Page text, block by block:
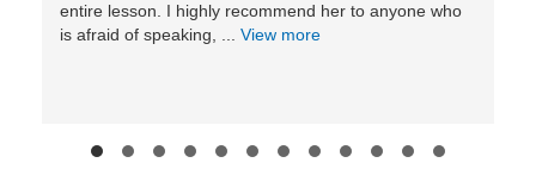
entire lesson. I highly recommend her to anyone who
is afraid of speaking, ... View more